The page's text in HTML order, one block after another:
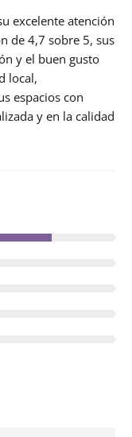
excelente atención
de 4,7 sobre 5, sus
y el buen gusto
local,
espacios con
y en la calidad